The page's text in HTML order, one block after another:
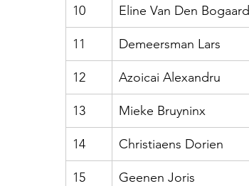
10 Eline Van Den Bogaard
11 Demeersman Lars
12 Azoicai Alexandru
13 Mieke Bruyninx
14 Christiaens Dorien
15 Geenen Joris